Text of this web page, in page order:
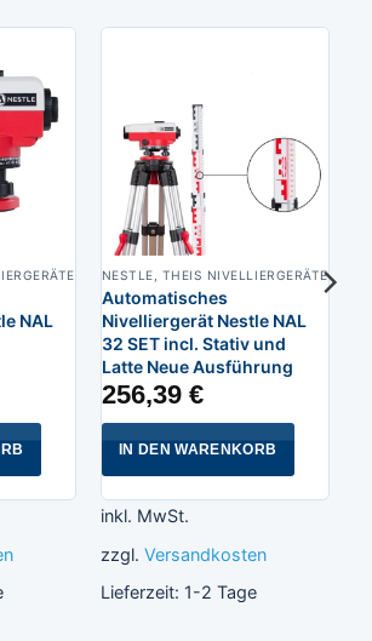
NAL
NESTLE, THEIS NIVELLIERGERÄTE
Automatisches
Nivelliergerät Nestle NAL
32 SET incl. Stativ und
Latte Neue Ausführung
256,39 €
IN DEN WARENKORB
inkl. MwSt.
zzgl. Versandkosten
Lieferzeit: 1-2 Tage